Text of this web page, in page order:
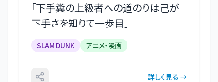
「下手糞の上級者への道のりは己が
下手さを知りて一歩目 」
SLAM DUNK アニメ・漫画
詳しく見る →